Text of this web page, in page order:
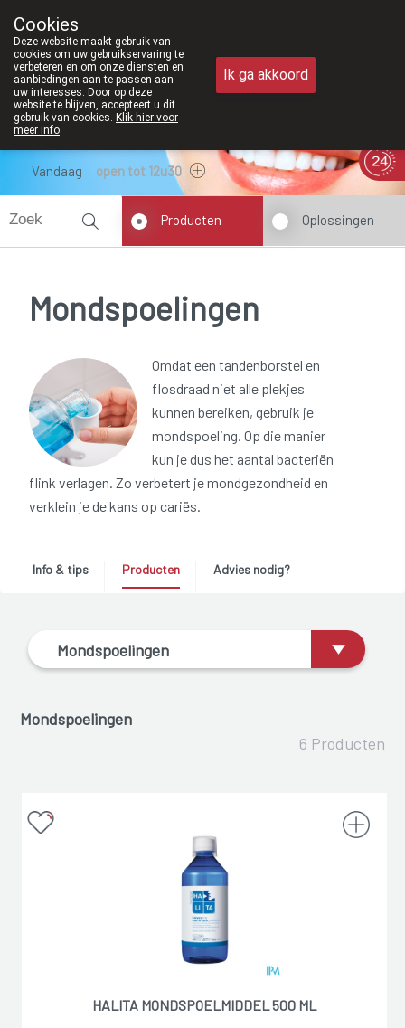
011/610300
Vandaag open tot 12u30
Producten Oplossingen
Mondspoelingen
Omdat een tandenborstel en
flosdraad niet alle plekjes
kunnen bereiken, gebruik je
mondspoeling. Op die manier
kun je dus het aantal bacteriën
flink verlagen. Zo verbetert je mondgezondheid en
verklein je de kans op cariës.
Info & tips Producten Advies nodig?
Mondspoelingen
Mondspoelingen
6 Producten
HALITA MONDSPOELMIDDEL 500 ML
Cookies
Deze website maakt gebruik van
cookies om uw gebruikservaring te
verbeteren en om onze diensten en
aanbiedingen aan te passen aan
uw interesses. Door op deze
website te blijven, accepteert u dit
gebruik van cookies. Klik hier voor
meer info.
Ik ga akkoord